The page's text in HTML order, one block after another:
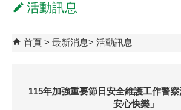
活動訊息
首頁 最新消息 活動訊息
115年加強重要節日安全維護工作警
安心快樂」